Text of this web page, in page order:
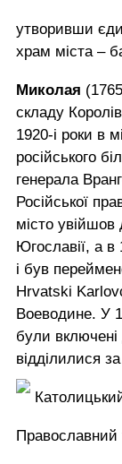
утворивши
храм міста –
Миколая
складу
1920-і роки в
російського
генерала
Російської
місто
Югославії, а
і був
Hrvatski
Воеводине. У
були
відділилися
Православний